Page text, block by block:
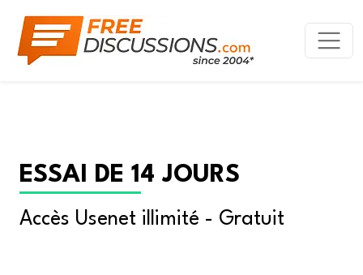
ESSAI DE 14 JOURS
Accès Usenet illimité - Gratuit